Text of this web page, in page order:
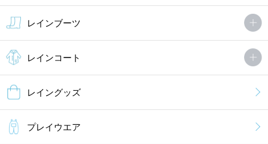
レインブーツ
レインコート
レイングッズ
プレイウエア